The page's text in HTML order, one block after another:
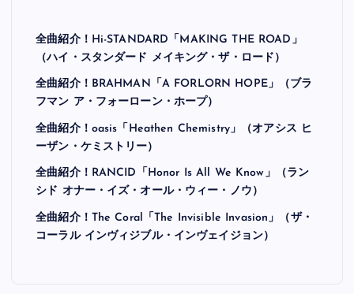
全曲紹介！Hi-STANDARD「MAKING THE ROAD」
（ハイ・スタンダード メイキング・ザ・ロード）
全曲紹介！BRAHMAN「A FORLORN HOPE」（ブラ
フマン ア・フォーローン・ホープ）
全曲紹介！oasis「Heathen Chemistry」（オアシス ヒ
ーザン・ケミストリー）
全曲紹介！RANCID「Honor Is All We Know」（ラン
シド オナー・イズ・オール・ウィー・ノウ）
全曲紹介！The Coral「The Invisible Invasion」（ザ・
コーラル インヴィジブル・インヴェイジョン）